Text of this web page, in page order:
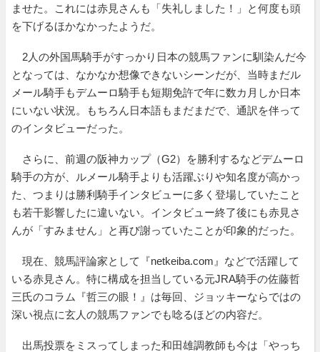
ませた。これには赤見さんも「失礼しました！」と何度も頭
を下げるほかなかったようだ。
2人の外国馬騎手がすっかり日本の競馬ファンに馴染んだ今
となっては、なかなか想像できないシーンだが、当時まだル
メール騎手もデムーロ騎手も短期免許で年に数カ月しか日本
にいない状況。もちろん日本語もまだまだで、通訳を伴って
のインタビューだった。
さらに、前週の阪神カップ（G2）を勝利するなどデムーロ
騎手の方が、ルメール騎手よりも活躍ぶりや知名度が高かっ
た、つまりは勝利騎手インタビューに多く登場していたこと
も若干影響したに違いない。インタビュー終了後にも赤見さ
んが「すみません」と再び謝っていたことが印象的だった。
現在、競馬評論家として『netkeiba.com』などで活躍して
いる赤見さん。特に構成を担当している元JRA騎手の佐藤哲
三氏のコラム『哲三の眼！』は毎回、ジョッキーならではの
深い視点に玄人の競馬ファンでも唸るほどの内容だ。
出馬投票をミスってしまった和田雄調教師も今は「やっち